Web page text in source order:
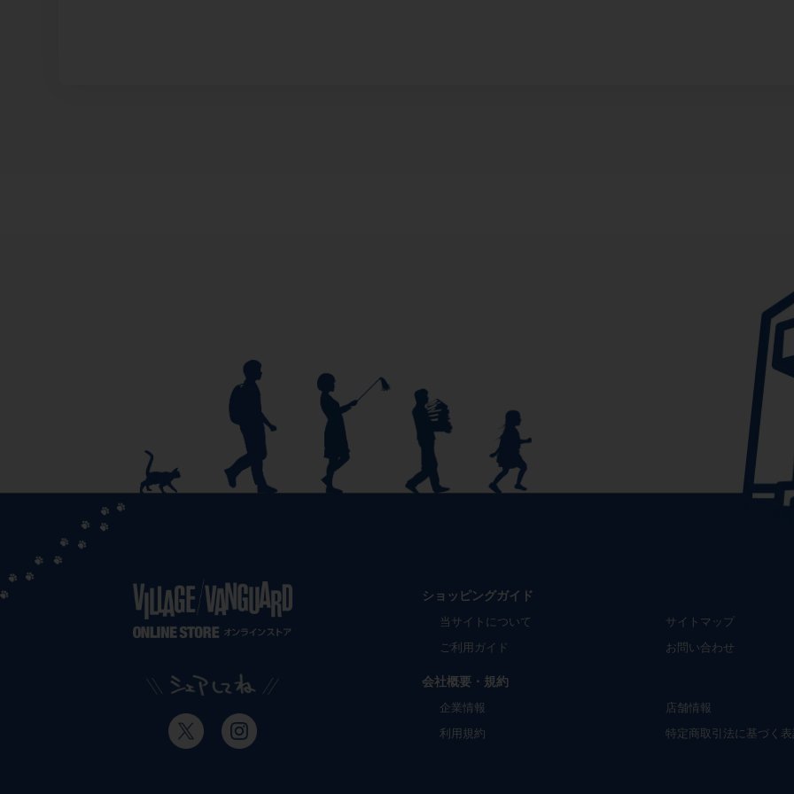
ショッピングガイド
当サイトについて
サイトマップ
ご利用ガイド
お問い合わせ
会社概要・規約
企業情報
店舗情報
利用規約
特定商取引法に基づく表